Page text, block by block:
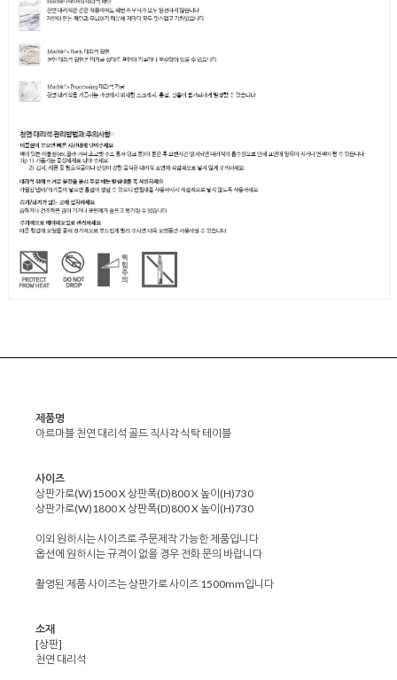
제품명
아르마블 천연 대리석 골드 직사각 식탁 테이블
사이즈
상판가로(W)1500 X 상판폭(D)800 X 높이(H)730
상판가로(W)1800 X 상판폭(D)800 X 높이(H)730
이외 원하시는 사이즈로 주문제작 가능한 제품입니다
옵션에 원하시는 규격이 없을 경우 전화 문의 바랍니다
촬영된 제품 사이즈는 상판가로 사이즈 1500mm입니다
소재
[상판]
천연 대리석